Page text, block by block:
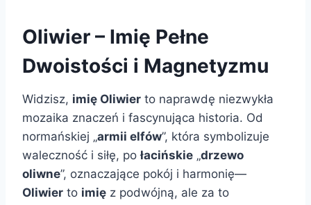
Oliwier – Imię Pełne
Dwoistości i Magnetyzmu
Widzisz, imię Oliwier to naprawdę niezwykła
mozaika znaczeń i fascynująca historia. Od
normańskiej „armii elfów”, która symbolizuje
waleczność i siłę, połacińskie „drzewo
oliwne”, oznaczające pokój i harmonię—
Oliwier to imię z podwójną, ale za to